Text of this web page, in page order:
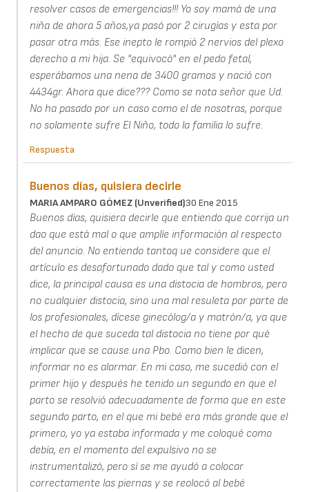
resolver casos de emergencias!!! Yo soy mamá de una
niña de ahora 5 años,ya pasó por 2 cirugías y esta por
pasar otra más. Ese inepto le rompió 2 nervios del plexo
derecho a mi hija. Se "equivocó" en el pedo fetal,
esperábamos una nena de 3400 gramos y nació con
4434gr. Ahora que dice??? Como se nota señor que Ud.
No ha pasado por un caso como el de nosotras, porque
no solamente sufre El Niño, todo la familia lo sufre.
Respuesta
Buenos días, quisiera decirle
MARIA AMPARO GÓMEZ (unverified)30 Ene 2015
Buenos días, quisiera decirle que entiendo que corrija un
dao que está mal o que amplíe información al respecto
del anuncio. No entiendo tantoq ue considere que el
artículo es desafortunado dado que tal y como usted
dice, la principal causa es una distocia de hombros, pero
no cualquier distocia, sino una mal resuleta por parte de
los profesionales, dícese ginecólog/a y matrón/a, ya que
el hecho de que suceda tal distocia no tiene por qué
implicar que se cause una Pbo. Como bien le dicen,
informar no es alarmar. En mi caso, me sucedió con el
primer hijo y después he tenido un segundo en que el
parto se resolvió adecuadamente de forma que en este
segundo parto, en el que mi bebé era más grande que el
primero, yo ya estaba informada y me coloqué como
debía, en el momento del expulsivo no se
instrumentalizó, pero sí se me ayudó a colocar
correctamente las piernas y se reolocó al bebé